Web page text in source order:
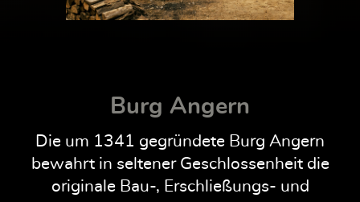
Burg Angern
Die um 1341 gegründete Burg Angern
bewahrt in seltener Geschlossenheit die
originale Bau-, Erschließungs- und